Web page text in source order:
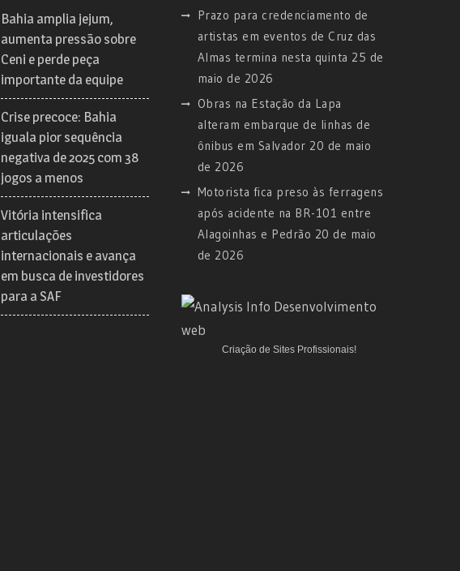
Bahia amplia jejum,
aumenta pressão sobre
Ceni e perde peça
importante da equipe
Crise precoce: Bahia
iguala pior sequência
negativa de 2025 com 38
jogos a menos
Vitória intensifica
articulações
internacionais e avança
em busca de investidores
para a SAF
Prazo para credenciamento de
artistas em eventos de Cruz das
Almas termina nesta quinta 25 de
maio de 2026
Obras na Estação da Lapa
alteram embarque de linhas de
ônibus em Salvador 20 de maio
de 2026
Motorista fica preso às ferragens
após acidente na BR-101 entre
Alagoinhas e Pedrão 20 de maio
de 2026
Criação de Sites Profissionais!